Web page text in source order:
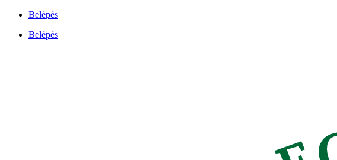
Ugrás
tartalomhoz
Belépés
Belépés